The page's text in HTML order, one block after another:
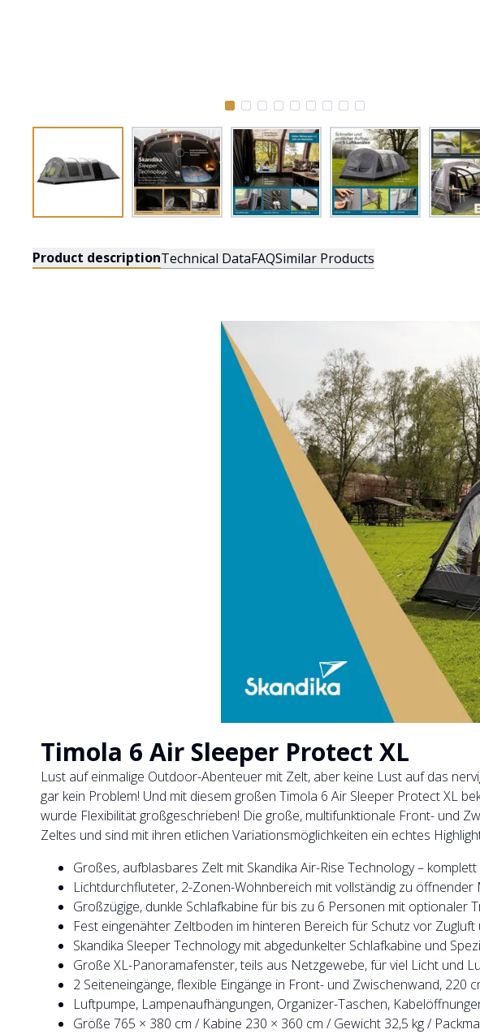
Product descriptionTechnical DataFAQSimilar Products
Timola 6 Air Sleeper Protect XL
Lust auf einmalige Outdoor-Abenteuer mit Zelt, aber keine Lust auf das
gar kein Problem! Und mit diesem großen Timola 6 Air Sleeper Protect XL
wurde Flexibilität großgeschrieben! Die große, multifunktionale Front- und
Zeltes und sind mit ihren etlichen Variationsmöglichkeiten ein echtes
Großes, aufblasbares Zelt mit Skandika Air-Rise Technology –
Lichtdurchfluteter, 2-Zonen-Wohnbereich mit vollständig zu
Großzügige, dunkle Schlafkabine für bis zu 6 Personen mit optionaler
Fest eingenähter Zeltboden im hinteren Bereich für Schutz vor
Skandika Sleeper Technology mit abgedunkelter Schlafkabine und
Große XL-Panoramafenster, teils aus Netzgewebe, für viel Licht und
2 Seiteneingänge, flexible Eingänge in Front- und Zwischenwand, 220
Luftpumpe, Lampenaufhängungen, Organizer-Taschen,
Größe 765 × 380 cm / Kabine 230 × 360 cm / Gewicht 32,5 kg /